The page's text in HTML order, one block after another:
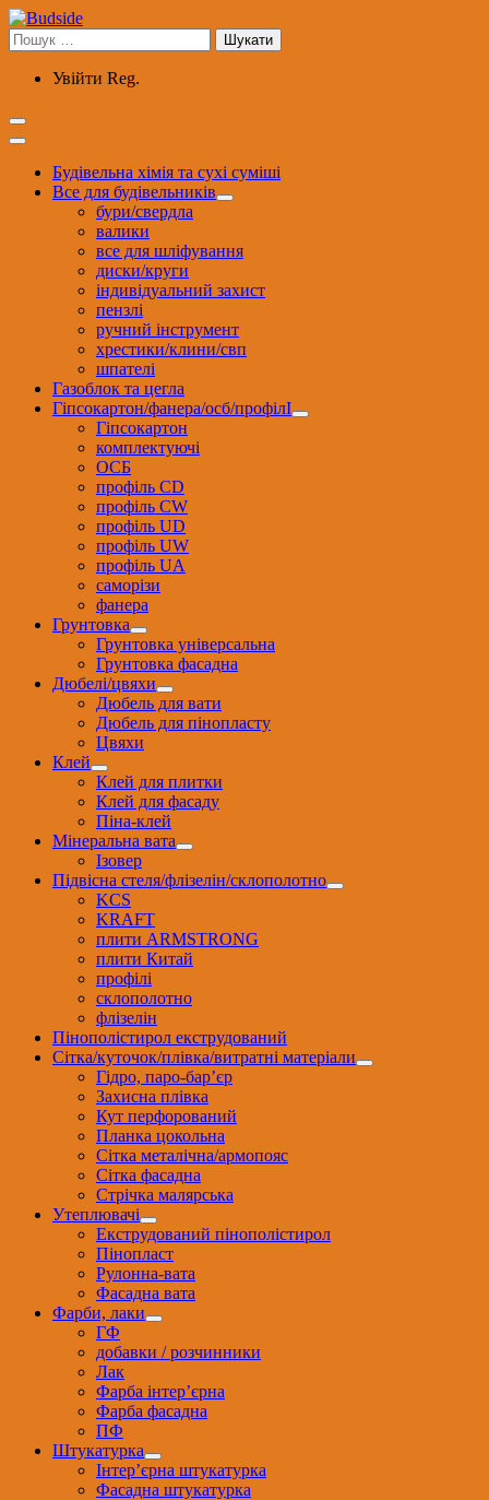
Перейти
до
вмісту
Пошук:
Увійти Reg.
Будівельна хімія та сухі суміші
Все для будівельників
бури/свердла
валики
все для шліфування
диски/круги
індивідуальний захист
пензлі
ручний інструмент
хрестики/клини/свп
шпателі
Газоблок та цегла
Гіпсокартон/фанера/осб/профілІ
Гіпсокартон
комплектуючі
ОСБ
профіль CD
профіль CW
профіль UD
профіль UW
профіль UА
саморізи
фанера
Грунтовка
Грунтовка універсальна
Грунтовка фасадна
Дюбелі/цвяхи
Дюбель для вати
Дюбель для пінопласту
Цвяхи
Клей
Клей для плитки
Клей для фасаду
Піна-клей
Мінеральна вата
Ізовер
Підвісна стеля/флізелін/склополотно
KCS
KRAFT
плити ARMSTRONG
плити Китай
профілі
склополотно
флізелін
Пінополістирол екструдований
Сітка/куточок/плівка/витратні матеріали
Гідро, паро-бар’єр
Захисна плівка
Кут перфорований
Планка цокольна
Сітка металічна/армопояс
Сітка фасадна
Стрічка малярська
Утеплювачі
Екструдований пінополістирол
Пінопласт
Рулонна-вата
Фасадна вата
Фарби, лаки
ГФ
добавки / розчинники
Лак
Фарба інтер’єрна
Фарба фасадна
ПФ
Штукатурка
Інтер’єрна штукатурка
Фасадна штукатурка